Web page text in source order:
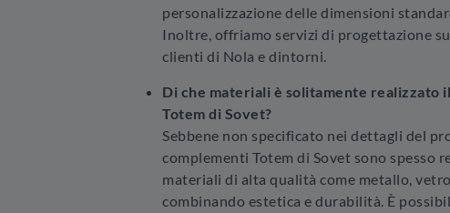
personalizzazione delle dimensioni
Inoltre, offriamo servizi di progettazione
clienti di Nola e dintorni.
Di che materiali è solitamente realizzato
Totem di Sovet?
Sebbene non specificato nei dettagli del
complementi Totem di Sovet sono spesso
materiali di alta qualità come metallo,
combinando estetica e durabilità. È